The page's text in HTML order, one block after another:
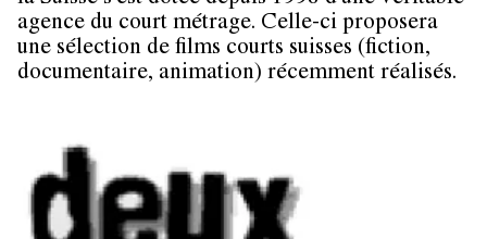
agence du court métrage. Celle-ci proposera
une sélection de films courts suisses (fiction,
documentaire, animation) récemment réalisés.